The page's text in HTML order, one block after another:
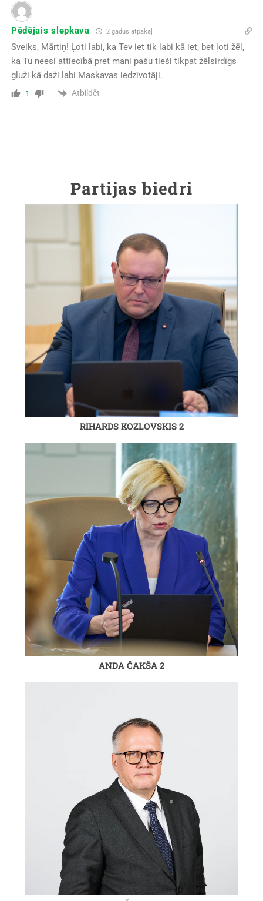
Pēdējais slepkava 2 gadus atpakaļ
Sveiks, Mārtiņ! Ļoti labi, ka Tev iet tik labi kā iet, bet ļoti žēl,
ka Tu neesi attiecībā pret mani pašu tieši tikpat žēlsirdīgs
gluži kā daži labi Maskavas iedzīvotāji.
1 Atbildēt
Partijas biedri
RIHARDS KOZLOVSKIS 2
ANDA ČAKŠA 2